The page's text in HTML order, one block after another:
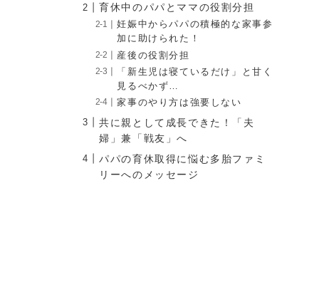
育休中のパパとママの役割分担
妊娠中からパパの積極的な家事参
加に助けられた！
産後の役割分担
「新生児は寝ているだけ」と甘く
見るべかず…
家事のやり方は強要しない
共に親として成長できた！「夫
婦」兼「戦友」へ
パパの育休取得に悩む多胎ファミ
リーへのメッセージ